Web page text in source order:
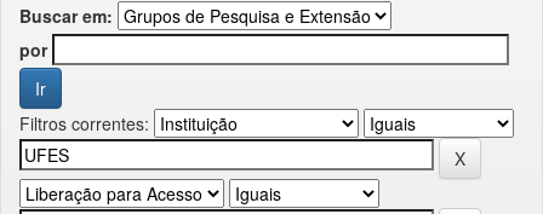
Buscar em:
por
Filtros correntes: